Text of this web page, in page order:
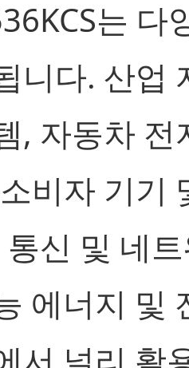
는 다
니다. 산업
, 자동차 전
비자 기기
신 및 네
에너지 및